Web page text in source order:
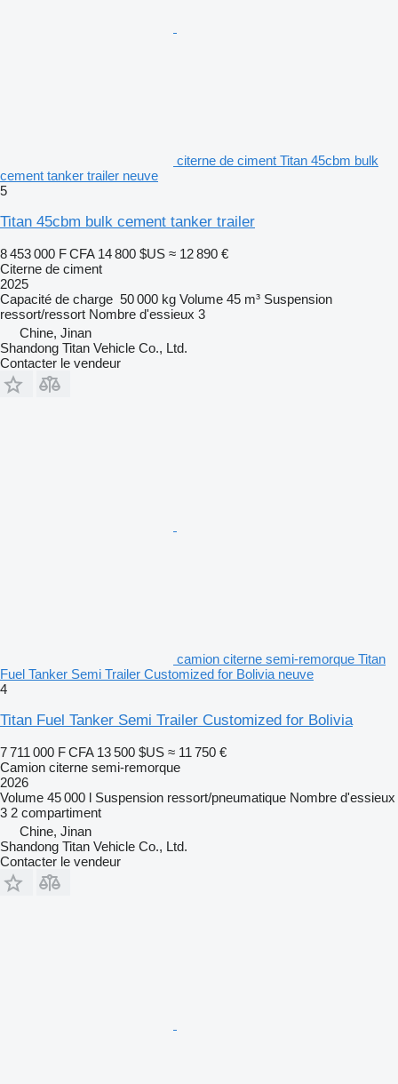
citerne de ciment Titan 45cbm bulk
cement tanker trailer neuve
5
Titan 45cbm bulk cement tanker trailer
8 453 000 F CFA 14 800 $US ≈ 12 890 €
Citerne de ciment
2025
Capacité de charge 50 000 kg Volume 45 m³ Suspension
ressort/ressort Nombre d'essieux 3
Chine, Jinan
Shandong Titan Vehicle Co., Ltd.
Contacter le vendeur
camion citerne semi-remorque Titan
Fuel Tanker Semi Trailer Customized for Bolivia neuve
4
Titan Fuel Tanker Semi Trailer Customized for Bolivia
7 711 000 F CFA 13 500 $US ≈ 11 750 €
Camion citerne semi-remorque
2026
Volume 45 000 l Suspension ressort/pneumatique Nombre d'essieux
3 2 compartiment
Chine, Jinan
Shandong Titan Vehicle Co., Ltd.
Contacter le vendeur